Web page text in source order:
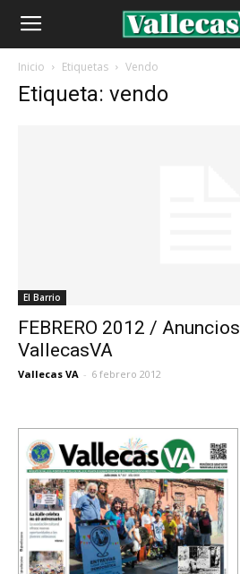
Inicio Etiquetas Vendo
Etiqueta: vendo
El Barrio
FEBRERO 2012 /
VallecasVA
Vallecas VA - 6 febrero 2012